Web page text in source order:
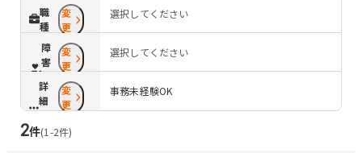
線
職
種
変
更
選択してください
障
害
配
慮
変
更
選択してください
詳
細
条
件
変
更
事務未経験OK
2件(1 -2件)